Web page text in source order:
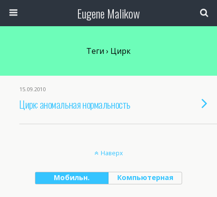
Eugene Malikow
Теги › Цирк
15.09.2010
Цирк: аномальная нормальность
Наверх
Мобильн. Компьютерная